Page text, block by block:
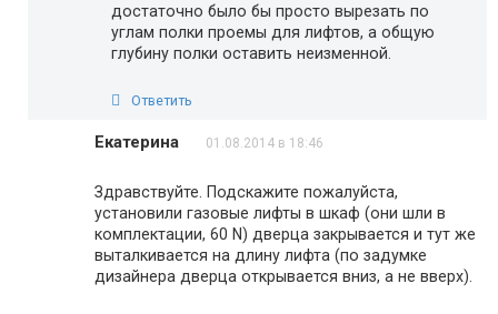
достаточно было бы просто вырезать по
углам полки проемы для лифтов, а общую
глубину полки оставить неизменной.
Ответить
Екатерина 01.08.2014 в 18:46
Здравствуйте. Подскажите пожалуйста,
установили газовые лифты в шкаф (они шли в
комплектации, 60 N) дверца закрывается и тут же
выталкивается на длину лифта (по задумке
дизайнера дверца открывается вниз, а не вверх).